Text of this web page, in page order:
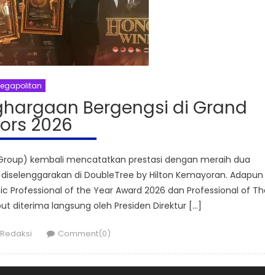
Bergengsi di Grand
2026
Group) kembali mencatatkan prestasi dengan meraih dua
di DoubleTree by Hilton Kemayoran. Adapun
Professional of the Year Award 2026 dan Professional of
diterima langsung oleh Presiden Direktur […]
Author
Redaksi Comment(0)